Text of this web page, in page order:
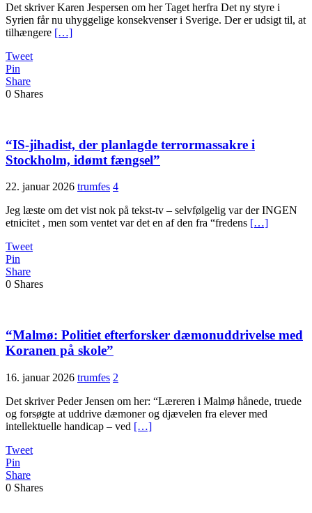
Det skriver Karen Jespersen om her Taget herfra Det ny styre i
Syrien får nu uhyggelige konsekvenser i Sverige. Der er udsigt til, at
tilhængere […]
Tweet
Pin
Share
0 Shares
“IS-jihadist, der planlagde terrormassakre i
Stockholm, idømt fængsel”
22. januar 2026 trumfes 4
Jeg læste om det vist nok på tekst-tv – selvfølgelig var der INGEN
etnicitet , men som ventet var det en af den fra “fredens […]
Tweet
Pin
Share
0 Shares
“Malmø: Politiet efterforsker dæmonuddrivelse med
Koranen på skole”
16. januar 2026 trumfes 2
Det skriver Peder Jensen om her: “Læreren i Malmø hånede, truede
og forsøgte at uddrive dæmoner og djævelen fra elever med
intellektuelle handicap – ved […]
Tweet
Pin
Share
0 Shares